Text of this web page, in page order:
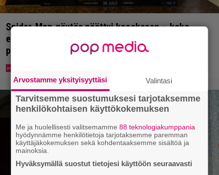
Spider-Man-näytös päättyi kaaokseen – koko
elokuvateatteri tyhjeni yhden katsojan pahojen
pierujen vuoksi
Arvostamme yksityisyyttäsi Valintasi
Tarvitsemme suostumuksesi tarjotaksemme
henkilökohtaisen käyttökokemuksen
Me ja huolellisesti valitsemamme88 teknologiakumppania
hyödynnämme henkilötietoja tarjotaksemme paremman
käyttäjäkokemuksen sekä kohdentaaksemme sisältöä ja
mainoksia.
Hyväksymällä suostut tietojesi käyttöön seuraavasti